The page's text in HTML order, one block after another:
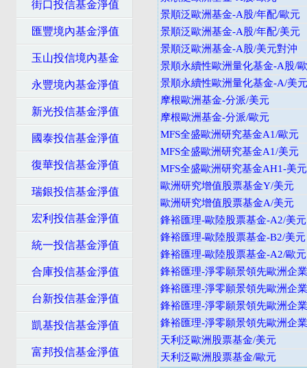
街口投信基金淨值
匯豐境內基金淨值
玉山投信境內基金
永豐境內基金淨值
新光投信基金淨值
國泰投信基金淨值
復華投信基金淨值
瑞銀投信基金淨值
宏利投信基金淨值
統一投信基金淨值
合庫投信基金淨值
台新投信基金淨值
凱基投信基金淨值
富邦投信基金淨值
景順泛歐洲基金-A股/年配/歐元
景順泛歐洲基金-A股/年配/美元
景順泛歐洲基金-A股/美元對沖
景順永續性歐洲量化基金-A股/
景順永續性歐洲量化基金-A/美
摩根歐洲基金-分派/美元
摩根歐洲基金-分派/歐元
MFS全盛歐洲研究基金A1/歐元
MFS全盛歐洲研究基金A1/美元
MFS全盛歐洲研究基金AH1-美
歐洲研究增值股票基金Y/美元
歐洲研究增值股票基金A/美元
鋒裕匯理-歐陸股票基金-A2/美元
鋒裕匯理-歐陸股票基金-B2/美元
鋒裕匯理-歐陸股票基金-A2/歐元
鋒裕匯理-淨零願景領先歐洲企
鋒裕匯理-淨零願景領先歐洲企
鋒裕匯理-淨零願景領先歐洲企
鋒裕匯理-淨零願景領先歐洲企
天利泛歐洲股票基金/美元
天利泛歐洲股票基金/歐元